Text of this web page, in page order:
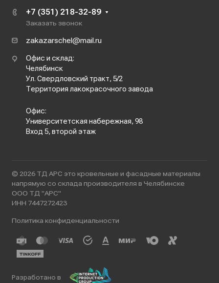
+7 (351) 218-32-89
Заказать звонок
zakazarschel@mail.ru
Офис и склад:
Челябинск
Ул. Свердловский тракт, 5/2
Территория лакокрасочного завода
Офис:
Университетская набережная, 98
Вход 5, второй этаж
© 2026 ТД АРС это кровельные и фасадные материалы
напрямую со склада производителя в Челябинске
ООО ТД "АРС"
ИНН 7447272423
Политика конфиденциальности
Разработано в